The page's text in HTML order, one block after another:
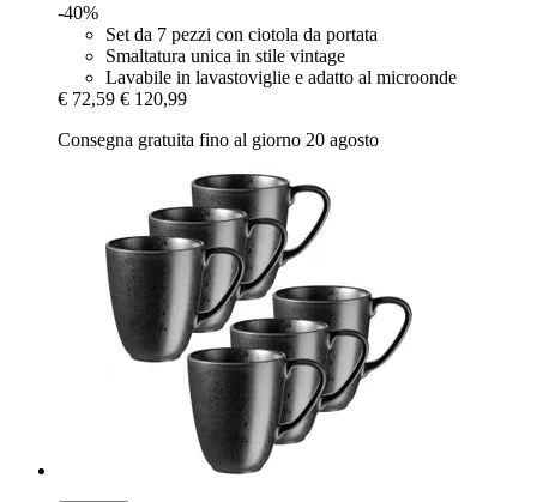
-40%
Set da 7 pezzi con ciotola da portata
Smaltatura unica in stile vintage
Lavabile in lavastoviglie e adatto al microonde
€ 72,59 € 120,99
Consegna gratuita fino al giorno 20 agosto